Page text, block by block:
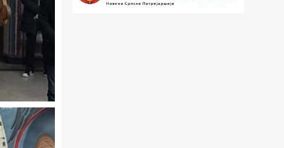
18.30 Врлинослов